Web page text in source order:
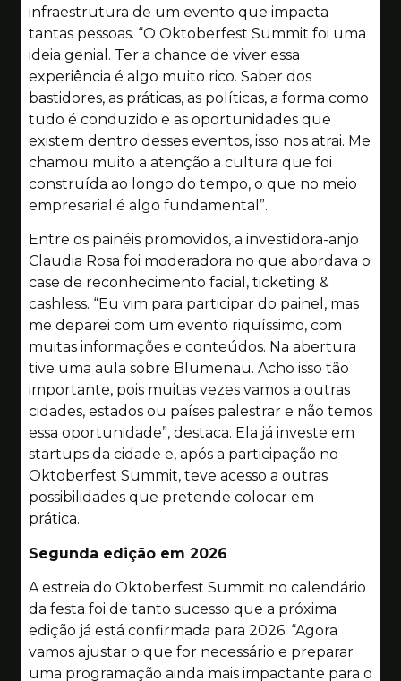
infraestrutura de um evento que impacta
tantas pessoas. “O Oktoberfest Summit foi uma
ideia genial. Ter a chance de viver essa
experiência é algo muito rico. Saber dos
bastidores, as práticas, as políticas, a forma como
tudo é conduzido e as oportunidades que
existem dentro desses eventos, isso nos atrai. Me
chamou muito a atenção a cultura que foi
construída ao longo do tempo, o que no meio
empresarial é algo fundamental”.
Entre os painéis promovidos, a investidora-anjo
Claudia Rosa foi moderadora no que abordava o
case de reconhecimento facial, ticketing &
cashless. “Eu vim para participar do painel, mas
me deparei com um evento riquíssimo, com
muitas informações e conteúdos. Na abertura
tive uma aula sobre Blumenau. Acho isso tão
importante, pois muitas vezes vamos a outras
cidades, estados ou países palestrar e não temos
essa oportunidade”, destaca. Ela já investe em
startups da cidade e, após a participação no
Oktoberfest Summit, teve acesso a outras
possibilidades que pretende colocar em
prática.
Segunda edição em 2026
A estreia do Oktoberfest Summit no calendário
da festa foi de tanto sucesso que a próxima
edição já está confirmada para 2026. “Agora
vamos ajustar o que for necessário e preparar
uma programação ainda mais impactante para o